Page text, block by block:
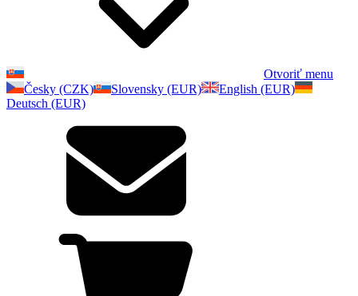
Otvoriť menu
Česky (CZK)
Slovensky (EUR)
English (EUR)
Deutsch (EUR)